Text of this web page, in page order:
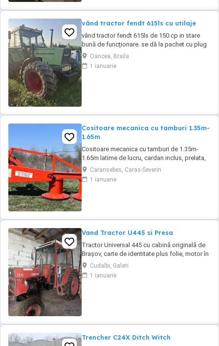
Polonia ...
vând tractor fendt 615ls cu utilaje
vând tractor fendt 615ls de 150 cp in stare
bună de funcționare. se dă la pachet cu plug
lemken 2+1+1 si disc gd 3.4m.mai multe
detalii la telefon
Oancea, Braila
1 ianuarie
Cositoare mecanica cu tamburi 1.35m-
1.65m
Cositoare mecanica cu tamburi de 1.35m-
1.65m latime de lucru, cardan inclus, prelata,
cheie de cutite Transport in toate judetele
Caransebes, Caras-Severin
1 ianuarie
Vand Tractor U445 si Presa
Tractor Universal 445 cu cabină originală de
Brașov, carte de identitate plus folie, motor în
trei pistoane si compresor. An fabricație 2002
Două manete distanță mare la cutie, ambreiaj
la mână pe priză, servodirecție originală
Cudalbi, Galati
1 ianuarie
Trencher C24X Ditch Witch